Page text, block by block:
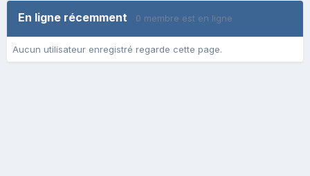
En ligne récemment 0 membre est en ligne
Aucun utilisateur enregistré regarde cette page.